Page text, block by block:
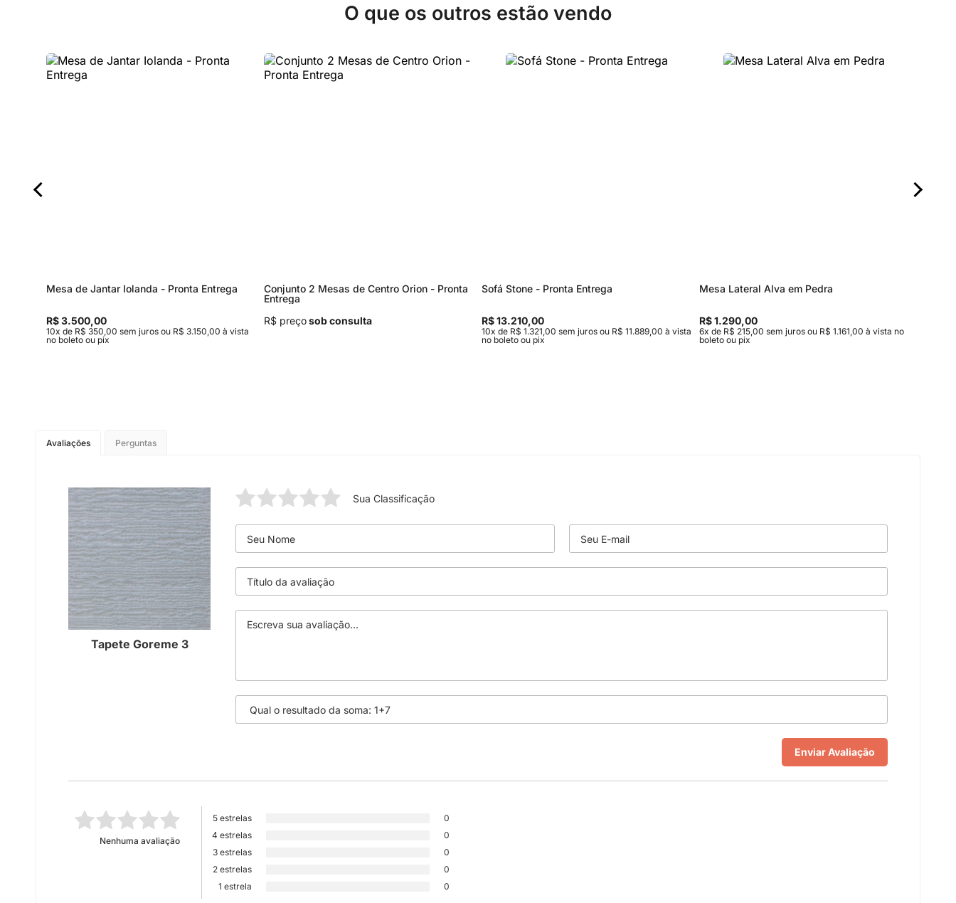
O que os outros estão vendo
Mesa de Jantar Iolanda - Pronta Entrega
R$ 3.500,00
10x de R$ 350,00 sem juros ou R$ 3.150,00 à vista
no boleto ou pix
Conjunto 2 Mesas de Centro Orion - Pronta
Entrega
R$ preçosob consulta
Sofá Stone - Pronta Entrega
R$ 13.210,00
10x de R$ 1.321,00 sem juros ou R$ 11.889,00 à vista
no boleto ou pix
Mesa Lateral Alva em Pedra
R$ 1.290,00
6x de R$ 215,00 sem juros ou R$ 1.161,00 à vista no
boleto ou pix
Avaliações Perguntas
Tapete Goreme 3
Sua Classificação
Nenhuma avaliação
5 estrelas
0
4 estrelas
0
3 estrelas
0
2 estrelas
0
1 estrela
0